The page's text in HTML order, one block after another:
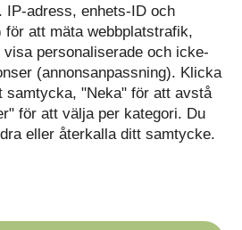
IP-adress, enhets-ID och
för att mäta webbplatstrafik,
personaliserade och icke-
(annonsanpassning). Klicka
samtycka, "Neka" för att avstå
för att välja per kategori. Du
eller återkalla ditt samtycke.
Kunskapat
Med barn och ungas
nyfikenhet som inspiration
skapar vi design som
förmedlar kunskap till en ny
generation.